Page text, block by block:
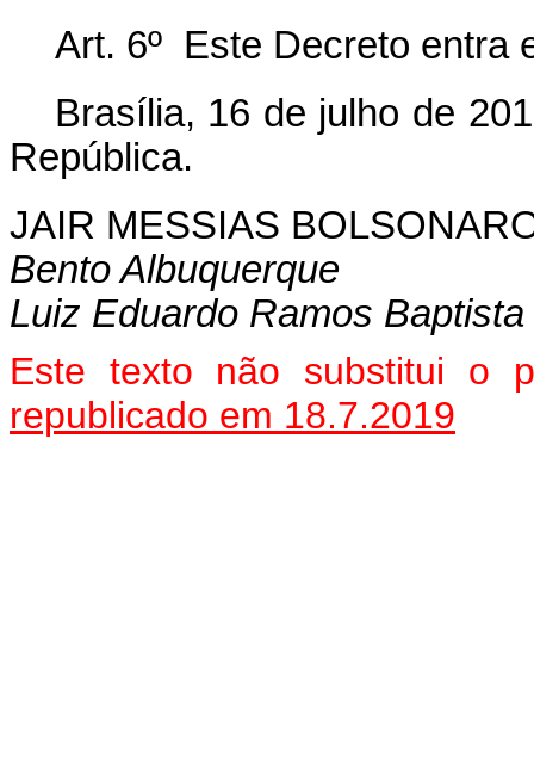
Art. 6º Este Decreto entra
Brasília, 16 de julho de
República.
JAIR MESSIAS
Bento Albuquerque
Luiz Eduardo Ramos
Este texto não substitui o
republicado em 18.7.2019